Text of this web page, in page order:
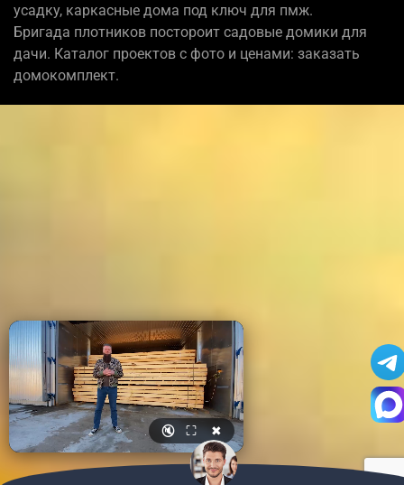
усадку, каркасные дома под ключ для пмж.
Бригада плотников постороит садовые домики для
дачи. Каталог проектов с фото и ценами: заказать
домокомплект.
🔇 ⛶ ✖